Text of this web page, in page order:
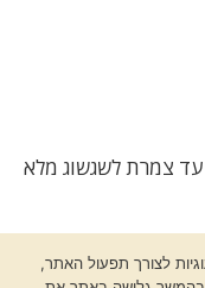
עד צמרת לשגשוג מלא
לצורך תפעול האתר,